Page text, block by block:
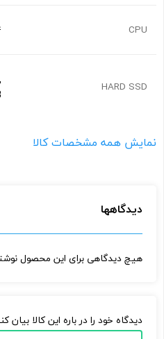
CPU
HARD SSD
نمایش همه مشخصات کالا
دیدگاه خود را در باره این کالا بیان
دیدگاهها
هیچ دیدگاهی برای این محصول
ارسال